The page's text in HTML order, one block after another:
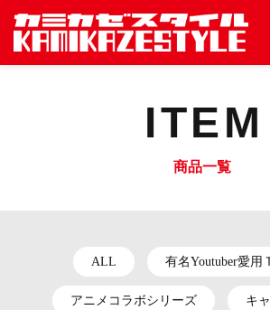
ITEM
商品一覧
ALL 有名Youtuber愛用
アニメコラボシリーズ キ